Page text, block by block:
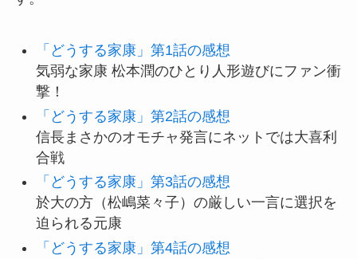
「どうする家康」第1話の感想
気弱な家康 松本潤のひとり人形遊びにファン衝
撃！
「どうする家康」第2話の感想
信長まさかのオモチャ発言にネットでは大喜利
合戦
「どうする家康」第3話の感想
於大の方（松嶋菜々子）の厳しい一言に選択を
迫られる元康
「どうする家康」第4話の感想